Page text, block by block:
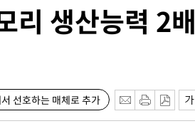
리 생산능력 2배
선호하는 매체로 추가